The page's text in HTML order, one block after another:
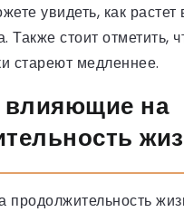
увидеть, как растет
стоит отметить,
стареют медленнее.
на
продолжительность